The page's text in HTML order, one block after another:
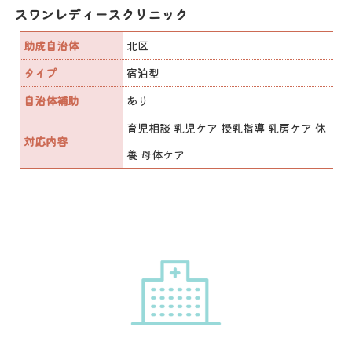
スワンレディースクリニック
助成自治体
北区
タイプ
宿泊型
自治体補助
あり
対応内容
育児相談 乳児ケア 授乳指導 乳房ケア 休
養 母体ケア